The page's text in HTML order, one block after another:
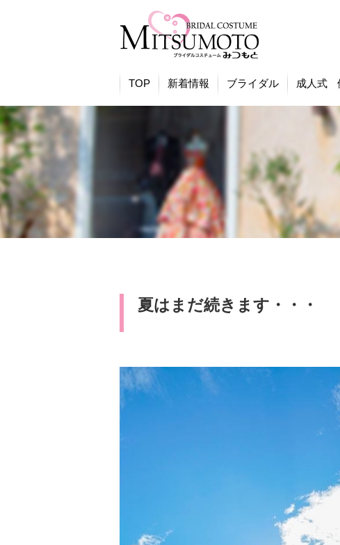
TOP 新着情報 ブライダル 成人式
夏はまだ続きます・・・